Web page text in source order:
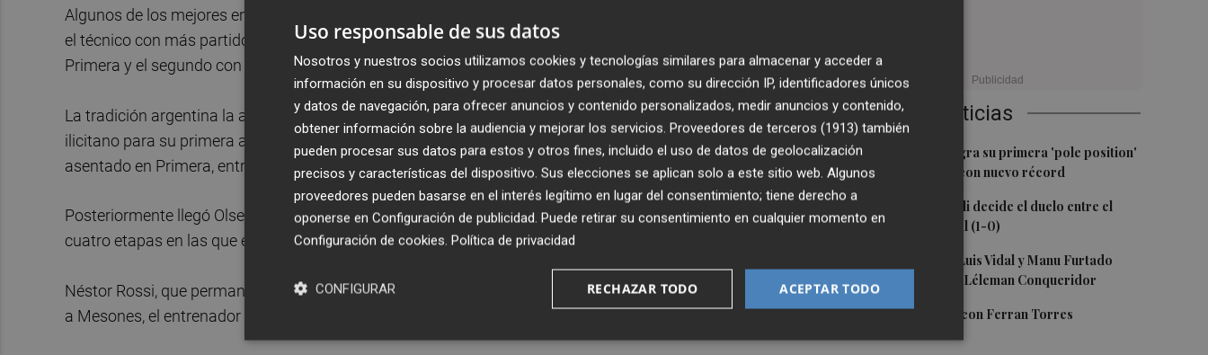
Últimas Noticias
1
Jorge Martín logra su primera 'pole position'
en Silverstone, con nuevo récord
2
Un gol de Bardeli decide el duelo entre el
Levante y su filial (1-0)
Nacho Huerta, Luis Vidal y Manu Furtado
renuevan con el Léleman Conqueridor
4Foios se vuelca con Ferran Torres
Algunos de los mejores entrenadores del club ilicitano son de nacionalidad argentina, como Felipe Mesones,
el técnico con más partidos oficiales (213), o Roque Olsen, el único capaz de conseguir dos ascensos a
Primera y el segundo con más encuentros dirigidos (206), según datos facilitados por la entidad.
La tradición argentina la abrió todo un referente del fútbol mundial: Alfredo Di Stéfano, quien eligió al club
ilicitano para su primera aventura en un banquillo. El ex jugador del Real Madrid dirigió al Elche, entonces
asentado en Primera, entre los años 1966 y 1968.
Posteriormente llegó Olsen, a principios de los 70, quien logró dos ascensos a Primera a lo largo de las
cuatro etapas en las que entrenó al equipo.
Néstor Rossi, que permaneció en la entidad durante una temporada y media a mediados de los 70, dio paso
a Mesones, el entrenador con más partidos oficiales en la historia del club.
Uso responsable de sus datos
Nosotros y nuestros socios utilizamos cookies y tecnologías similares para almacenar y acceder a
información en su dispositivo y procesar datos personales, como su dirección IP, identificadores únicos
y datos de navegación, para ofrecer anuncios y contenido personalizados, medir anuncios y contenido,
obtener información sobre la audiencia y mejorar los servicios. Proveedores de terceros (1913) también
pueden procesar sus datos para estos y otros fines, incluido el uso de datos de geolocalización
precisos y características del dispositivo. Sus elecciones se aplican solo a este sitio web. Algunos
proveedores pueden basarse en el interés legítimo en lugar del consentimiento; tiene derecho a
oponerse en Configuración de publicidad. Puede retirar su consentimiento en cualquier momento en
Configuración de cookies. Política de privacidad
ACEPTAR TODO
RECHAZAR TODO
CONFIGURAR